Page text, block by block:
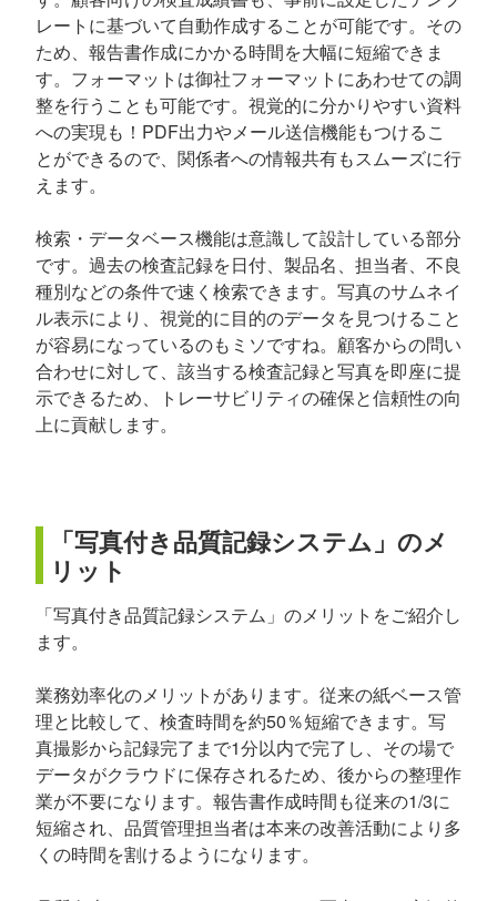
レートに基づいて自動作成することが可能です。その
ため、報告書作成にかかる時間を大幅に短縮できま
す。フォーマットは御社フォーマットにあわせての調
整を行うことも可能です。視覚的に分かりやすい資料
への実現も！PDF出力やメール送信機能もつけるこ
とができるので、関係者への情報共有もスムーズに行
えます。
検索・データベース機能は意識して設計している部分
です。過去の検査記録を日付、製品名、担当者、不良
種別などの条件で速く検索できます。写真のサムネイ
ル表示により、視覚的に目的のデータを見つけること
が容易になっているのもミソですね。顧客からの問い
合わせに対して、該当する検査記録と写真を即座に提
示できるため、トレーサビリティの確保と信頼性の向
上に貢献します。
「写真付き品質記録システム」のメ
リット
「写真付き品質記録システム」のメリットをご紹介し
ます。
業務効率化のメリットがあります。従来の紙ベース管
理と比較して、検査時間を約50％短縮できます。写
真撮影から記録完了まで1分以内で完了し、その場で
データがクラウドに保存されるため、後からの整理作
業が不要になります。報告書作成時間も従来の1/3に
短縮され、品質管理担当者は本来の改善活動により多
くの時間を割けるようになります。